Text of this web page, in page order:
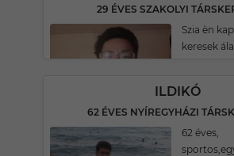
29 ÉVES SZAKOLYI
Szia èn
keresek
ILDIKÓ
62 ÉVES NYÍREGYHÁZI
62 éves,